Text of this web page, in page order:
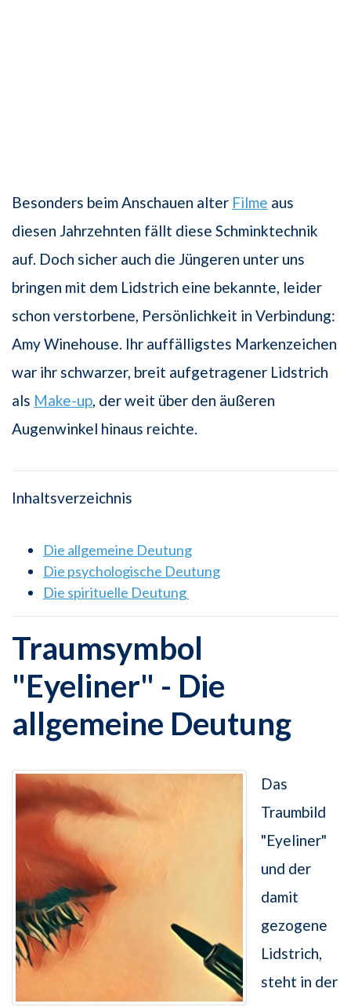
Besonders beim Anschauen alter Filme aus
diesen Jahrzehnten fällt diese Schminktechnik
auf. Doch sicher auch die Jüngeren unter uns
bringen mit dem Lidstrich eine bekannte, leider
schon verstorbene, Persönlichkeit in Verbindung:
Amy Winehouse. Ihr auffälligstes Markenzeichen
war ihr schwarzer, breit aufgetragener Lidstrich
als Make-up, der weit über den äußeren
Augenwinkel hinaus reichte.
Inhaltsverzeichnis
Die allgemeine Deutung
Die psychologische Deutung
Die spirituelle Deutung
Traumsymbol
"Eyeliner" - Die
allgemeine Deutung
Das
Traumbild
"Eyeliner"
und der
damit
gezogene
Lidstrich,
steht in der